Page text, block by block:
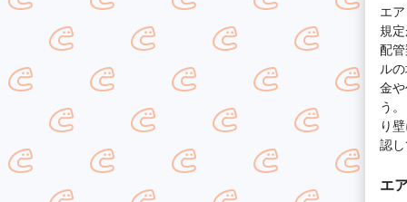
エ
規
配
ル
金
う
り
認
エ